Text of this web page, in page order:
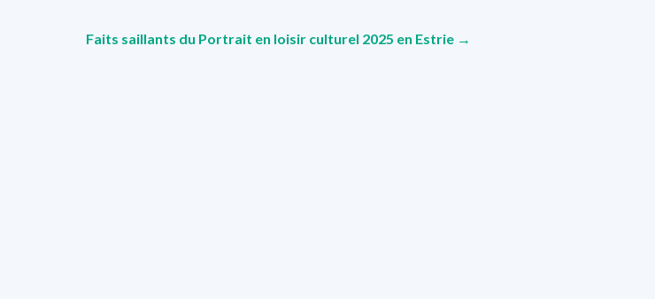
Faits saillants du Portrait en loisir culturel 2025 en Estrie →